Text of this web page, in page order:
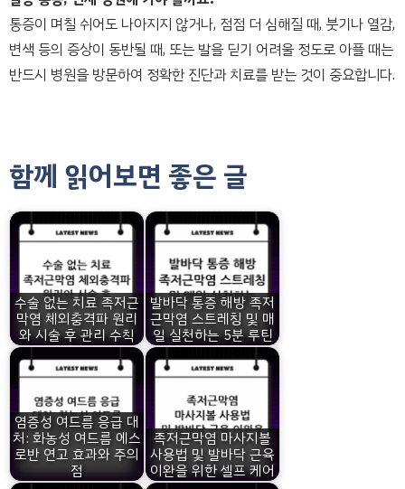
통증이 며칠 쉬어도 나아지지 않거나, 점점 더 심해질 때, 붓기나 열감,
변색 등의 증상이 동반될 때, 또는 발을 딛기 어려울 정도로 아플 때는
반드시 병원을 방문하여 정확한 진단과 치료를 받는 것이 중요합니다.
함께 읽어보면 좋은 글
수술 없는 치료 족저근
막염 체외충격파 원리
와 시술 후 관리 수칙
발바닥 통증 해방 족저
근막염 스트레칭 및 매
일 실천하는 5분 루틴
염증성 여드름 응급 대
처: 화농성 여드름 에스
로반 연고 효과와 주의
점
족저근막염 마사지볼
사용법 및 발바닥 근육
이완을 위한 셀프 케어